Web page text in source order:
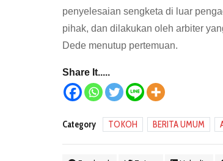
penyelesaian sengketa di luar
pihak, dan dilakukan oleh arbiter
Dede menutup pertemuan.
Share It.....
Category TOKOH BERITA UMUM